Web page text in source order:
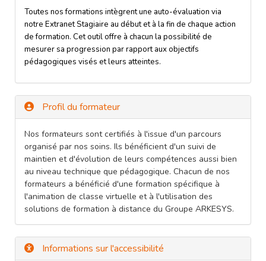
Toutes nos formations intègrent une auto-évaluation via
notre Extranet Stagiaire au début et à la fin de chaque action
de formation. Cet outil offre à chacun la possibilité de
mesurer sa progression par rapport aux objectifs
pédagogiques visés et leurs atteintes.
Profil du formateur
Nos formateurs sont certifiés à l'issue d'un parcours
organisé par nos soins. Ils bénéficient d'un suivi de
maintien et d'évolution de leurs compétences aussi bien
au niveau technique que pédagogique. Chacun de nos
formateurs a bénéficié d'une formation spécifique à
l'animation de classe virtuelle et à l'utilisation des
solutions de formation à distance du Groupe ARKESYS.
Informations sur l'accessibilité